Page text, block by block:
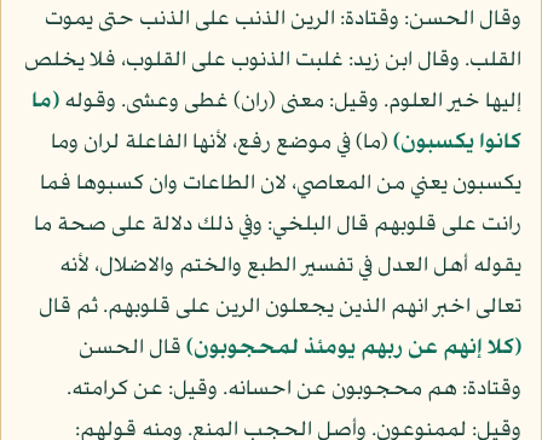
وقال الحسن: وقتادة: الرين الذنب على الذنب حتى يموت
القلب. وقال ابن زيد: غلبت الذنوب على القلوب، فلا يخلص
إليها خير العلوم. وقيل: معنى (ران) غطى وعشى. وقوله(ما
كانوا يكسبون)(ما) في موضع رفع، لأنها الفاعلة لران وما
يكسبون يعني من المعاصي، لان الطاعات وان كسبوها فما
رانت على قلوبهم قال البلخي: وفي ذلك دلالة على صحة ما
يقوله أهل العدل في تفسير الطبع والختم والاضلال، لأنه
تعالى اخبر انهم الذين يجعلون الرين على قلوبهم. ثم قال
(كلا إنهم عن ربهم يومئذ لمحجوبون)قال الحسن
وقتادة: هم محجوبون عن احسانه. وقيل: عن كرامته.
وقيل: لممنوعون. وأصل الحجب المنع. ومنه قولهم: